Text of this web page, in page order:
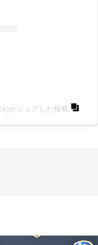
がシェアした投稿